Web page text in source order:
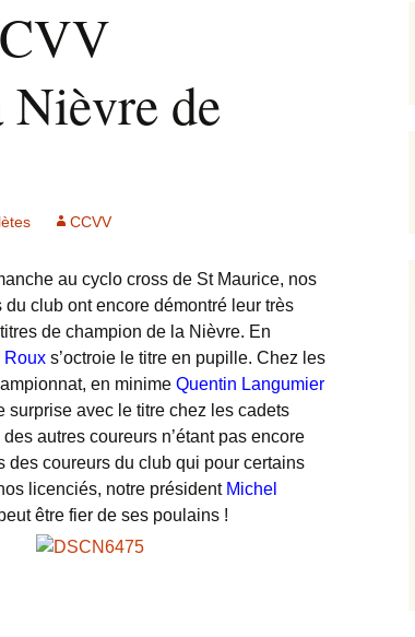
Benjamin
Événements
Nièvre de
CCVV
au cyclo cross de St Maurice, nos
du club ont encore démontré leur très
de champion de la Nièvre. En
Roux s’octroie le titre en pupille. Chez les
en minime Quentin Langumier
avec le titre chez les cadets
autres coureurs n’étant pas encore
des coureurs du club qui pour certains
licenciés, notre président Michel
être fier de ses poulains !